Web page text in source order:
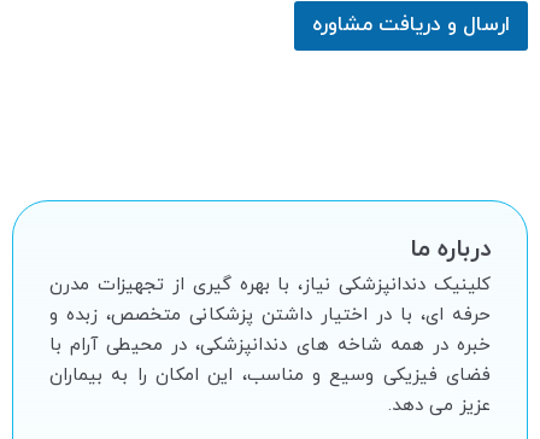
ارسال و دریافت مشاوره
درباره ما
کلینیک دندانپزشکی نیاز، با بهره گیرى از تجهیزات مدرن
حرفه اى، با در اختیار داشتن پزشکانى متخصص، زبده و
خبره در همه شاخه هاى دندانپزشکى، در محیطى آرام با
فضاى فیزیکى وسیع و مناسب، این امکان را به بیماران
عزیز مى دهد.